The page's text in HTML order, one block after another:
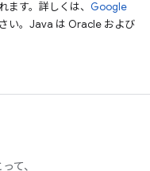
ます。詳しくは、 Google
い。Java は Oracle および
て、